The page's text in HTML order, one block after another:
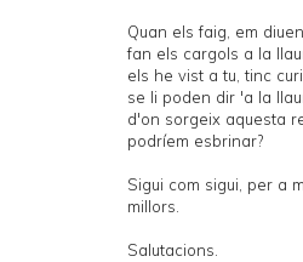
Quan els faig, em
fan els cargols a la
els he vist a tu, tinc
se li poden dir 'a la
d'on sorgeix aquesta
podríem esbrinar?
Sigui com sigui, per a
millors.
Salutacions.